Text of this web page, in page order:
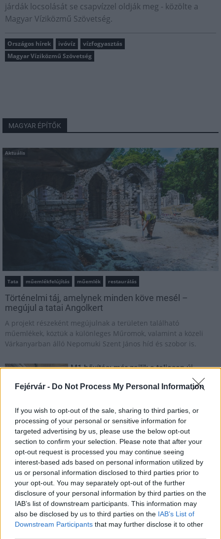
Fejérvár - Do Not Process My Personal Information
If you wish to opt-out of the sale, sharing to third parties, or
processing of your personal or sensitive information for
targeted advertising by us, please use the below opt-out
section to confirm your selection. Please note that after your
opt-out request is processed you may continue seeing
interest-based ads based on personal information utilized by
us or personal information disclosed to third parties prior to
your opt-out. You may separately opt-out of the further
disclosure of your personal information by third parties on the
IAB’s list of downstream participants. This information may
also be disclosed by us to third parties on the IAB’s List of
Downstream Participants that may further disclose it to other
járdák locsolását se csapvízzel oldják meg - közölte a
Magyar Víziközmű Szövetség.
Országos hírek ivóvíz
vízfogyasztás
Magyar Víziközmű Szövetség
MAGYAR ÉPÍTŐK
Aktuális
Tata műemlékfelújítás műemlék restaurálás
Történelmi táj, amelynek minden köve mesél –
megújul a tatai Angolkert
A projekt részeként megújulnak a területen található
műemlékek, köztük a különleges Műromok, valamint a közeli
Várkanyarban álló Nepomuki Szent János híd és szobor is.
M1 bővítés: már zajlik a teljesen új
Új gyalogosátkelők és jelzőlámpás
csomópont épül Angyalföldön
Másfélszeresére bővítik
Hódmezővásárhely jó hírű református
iskoláját
Látványos építési szakasz indult be a